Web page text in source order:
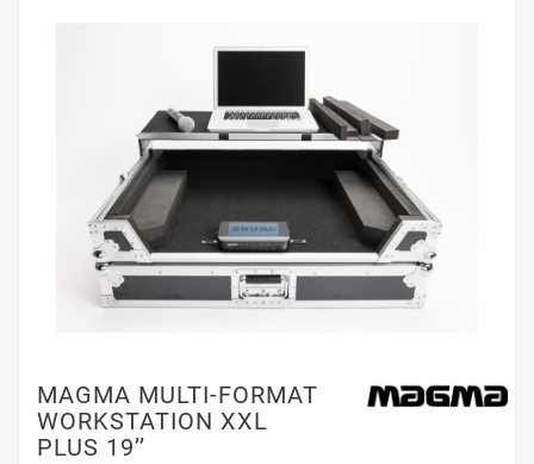
MAGMA MULTI-FORMAT
WORKSTATION XXL
PLUS 19’’